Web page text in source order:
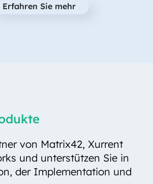
Erfahren Sie mehr
von Matrix42, Xurrent
und unterstützen Sie in
der Implementation und